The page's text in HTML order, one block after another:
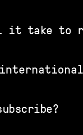
it take to